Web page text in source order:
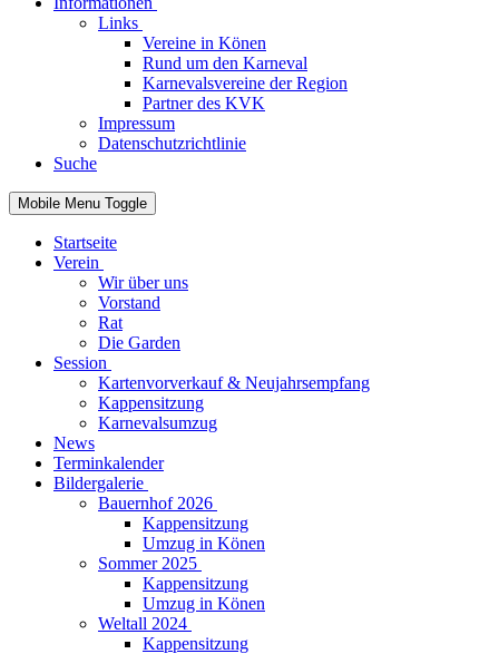
Links
Vereine in Könen
Rund um den Karneval
Karnevalsvereine der Region
Partner des KVK
Impressum
Datenschutzrichtlinie
Suche
Mobile Menu Toggle
Startseite
Verein
Wir über uns
Vorstand
Rat
Die Garden
Session
Kartenvorverkauf & Neujahrsempfang
Kappensitzung
Karnevalsumzug
News
Terminkalender
Bildergalerie
Bauernhof 2026
Kappensitzung
Umzug in Könen
Sommer 2025
Kappensitzung
Umzug in Könen
Weltall 2024
Kappensitzung